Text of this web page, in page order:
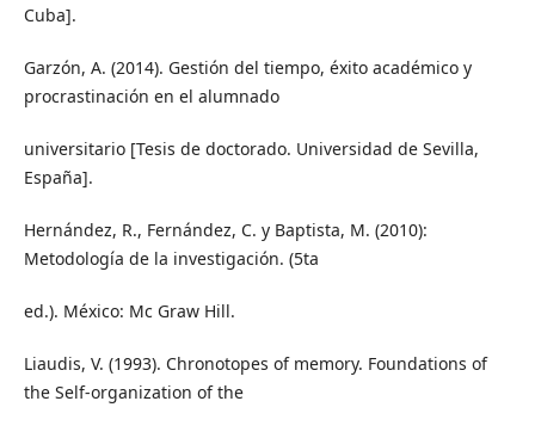
Cuba].
Garzón, A. (2014). Gestión del tiempo, éxito académico y
procrastinación en el alumnado
universitario [Tesis de doctorado. Universidad de Sevilla,
España].
Hernández, R., Fernández, C. y Baptista, M. (2010):
Metodología de la investigación. (5ta
ed.). México: Mc Graw Hill.
Liaudis, V. (1993). Chronotopes of memory. Foundations of
the Self-organization of the